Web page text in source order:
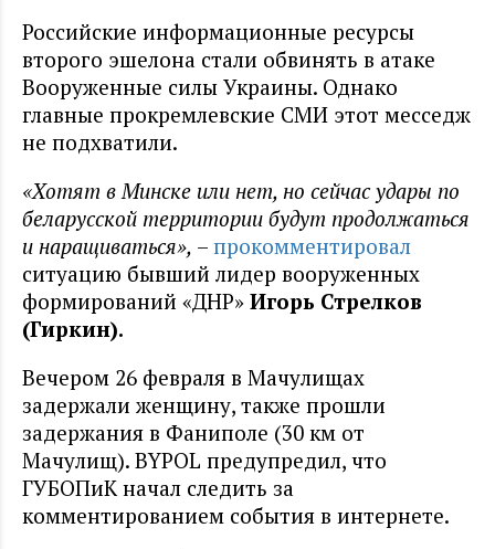
Российские информационные ресурсы
второго эшелона стали обвинять в атаке
Вооруженные силы Украины. Однако
главные прокремлевские СМИ этот месседж
не подхватили.
«Хотят в Минске или нет, но сейчас удары по
беларусской территории будут продолжаться
и наращиваться», – прокомментировал
ситуацию бывший лидер вооруженных
формирований «ДНР» Игорь Стрелков
(Гиркин).
Вечером 26 февраля в Мачулищах
задержали женщину, также прошли
задержания в Фаниполе (30 км от
Мачулищ). BYPOL предупредил, что
ГУБОПиК начал следить за
комментированием события в интернете.